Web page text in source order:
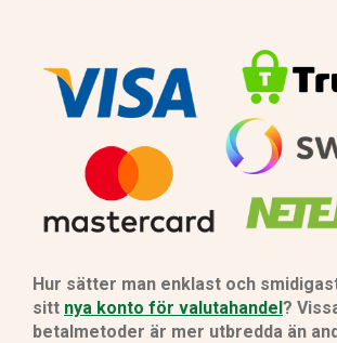
Hur sätter man enklast och
sitt nya konto för valutahandel?
betalmetoder är mer utbredda än